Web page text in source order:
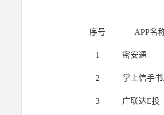
序号 APP名
1 密安通
2 掌上信手
3 广联达E投